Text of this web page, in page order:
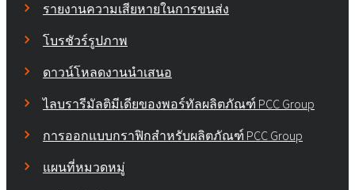
รายงานความเสียหายในการขนส่ง
โบรชัวร์รูปภาพ
ดาวน์โหลดงานนำเสนอ
ไลบรารีมัลติมีเดียของพอร์ทัลผลิตภัณฑ์ PCC Group
การออกแบบกราฟิกสำหรับผลิตภัณฑ์ PCC Group
แผนที่หมวดหมู่